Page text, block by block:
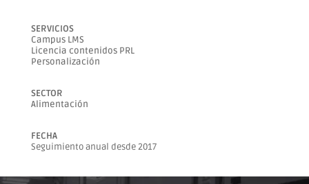
SERVICIOS
Campus LMS
Licencia contenidos PRL
Personalización
SECTOR
Alimentación
FECHA
Seguimiento anual desde 2017